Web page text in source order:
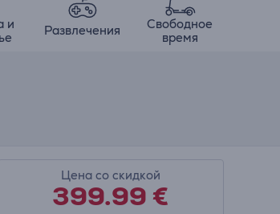
и
Развлечения
Свободное
время
Цена со скидкой
399.99€